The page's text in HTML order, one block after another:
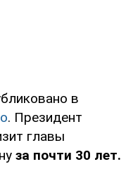
в
. Президент
главы
за почти 30 лет.